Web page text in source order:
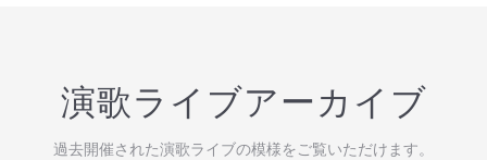
演歌ライブアーカイブ
過去開催された演歌ライブの模様をご覧いただけます。